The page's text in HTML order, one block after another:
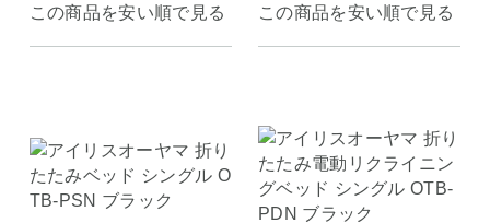
この商品を安い順で見る この商品を安い順で見る